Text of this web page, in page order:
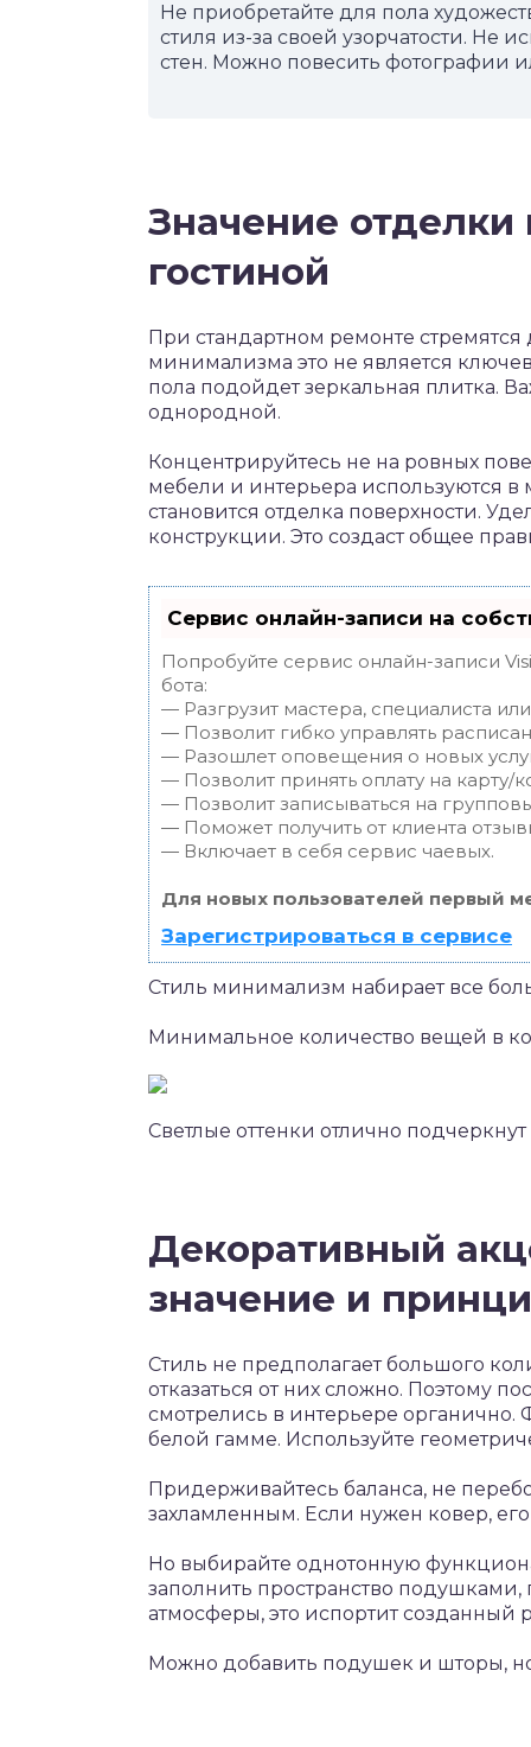
Не приобретайте для пола
стиля из-за своей узорчатости. Не
стен. Можно повесить фотографии
Значение
гостиной
При стандартном ремонте
минимализма это не является
пола подойдет зеркальная плитка.
однородной.
Концентрируйтесь не на ровных
мебели и интерьера используются
становится отделка поверхности.
конструкции. Это создаст общее
Сервис онлайн-записи на
Попробуйте сервис онлайн-записи
бота:
— Разгрузит мастера, специалиста
— Позволит гибко управлять
— Разошлет оповещения о новых
— Позволит принять оплату на карту/
— Позволит записываться на
— Поможет получить от клиента
— Включает в себя сервис чаевых.
Для новых пользователей первый
Зарегистрироваться в сервисе
Стиль минимализм набирает все
Минимальное количество вещей в
Светлые оттенки отлично
Декоративный
значение и
Стиль не предполагает большого
отказаться от них сложно. Поэтому
смотрелись в интерьере
белой гамме. Используйте
Придерживайтесь баланса, не
захламленным. Если нужен ковер,
Но выбирайте однотонную
заполнить пространство
атмосферы, это испортит созданный
Можно добавить подушек и шторы,